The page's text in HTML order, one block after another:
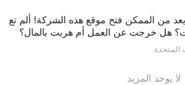
رفع بعض المستخدمين ادعاءات
بشأن ممارسات غير أخلاقية ضد REALFX، بما في ذلك المخاطر المتعلقة
المضللة، وغيرها من الممارسات
بمصالح ورفاهية المتداولين.
من الممكن فتح موقع هذه الشركة! ألم تع
هل خرجت عن العمل أم هربت بالمال؟
المتحدة
لا يوجد المزيد